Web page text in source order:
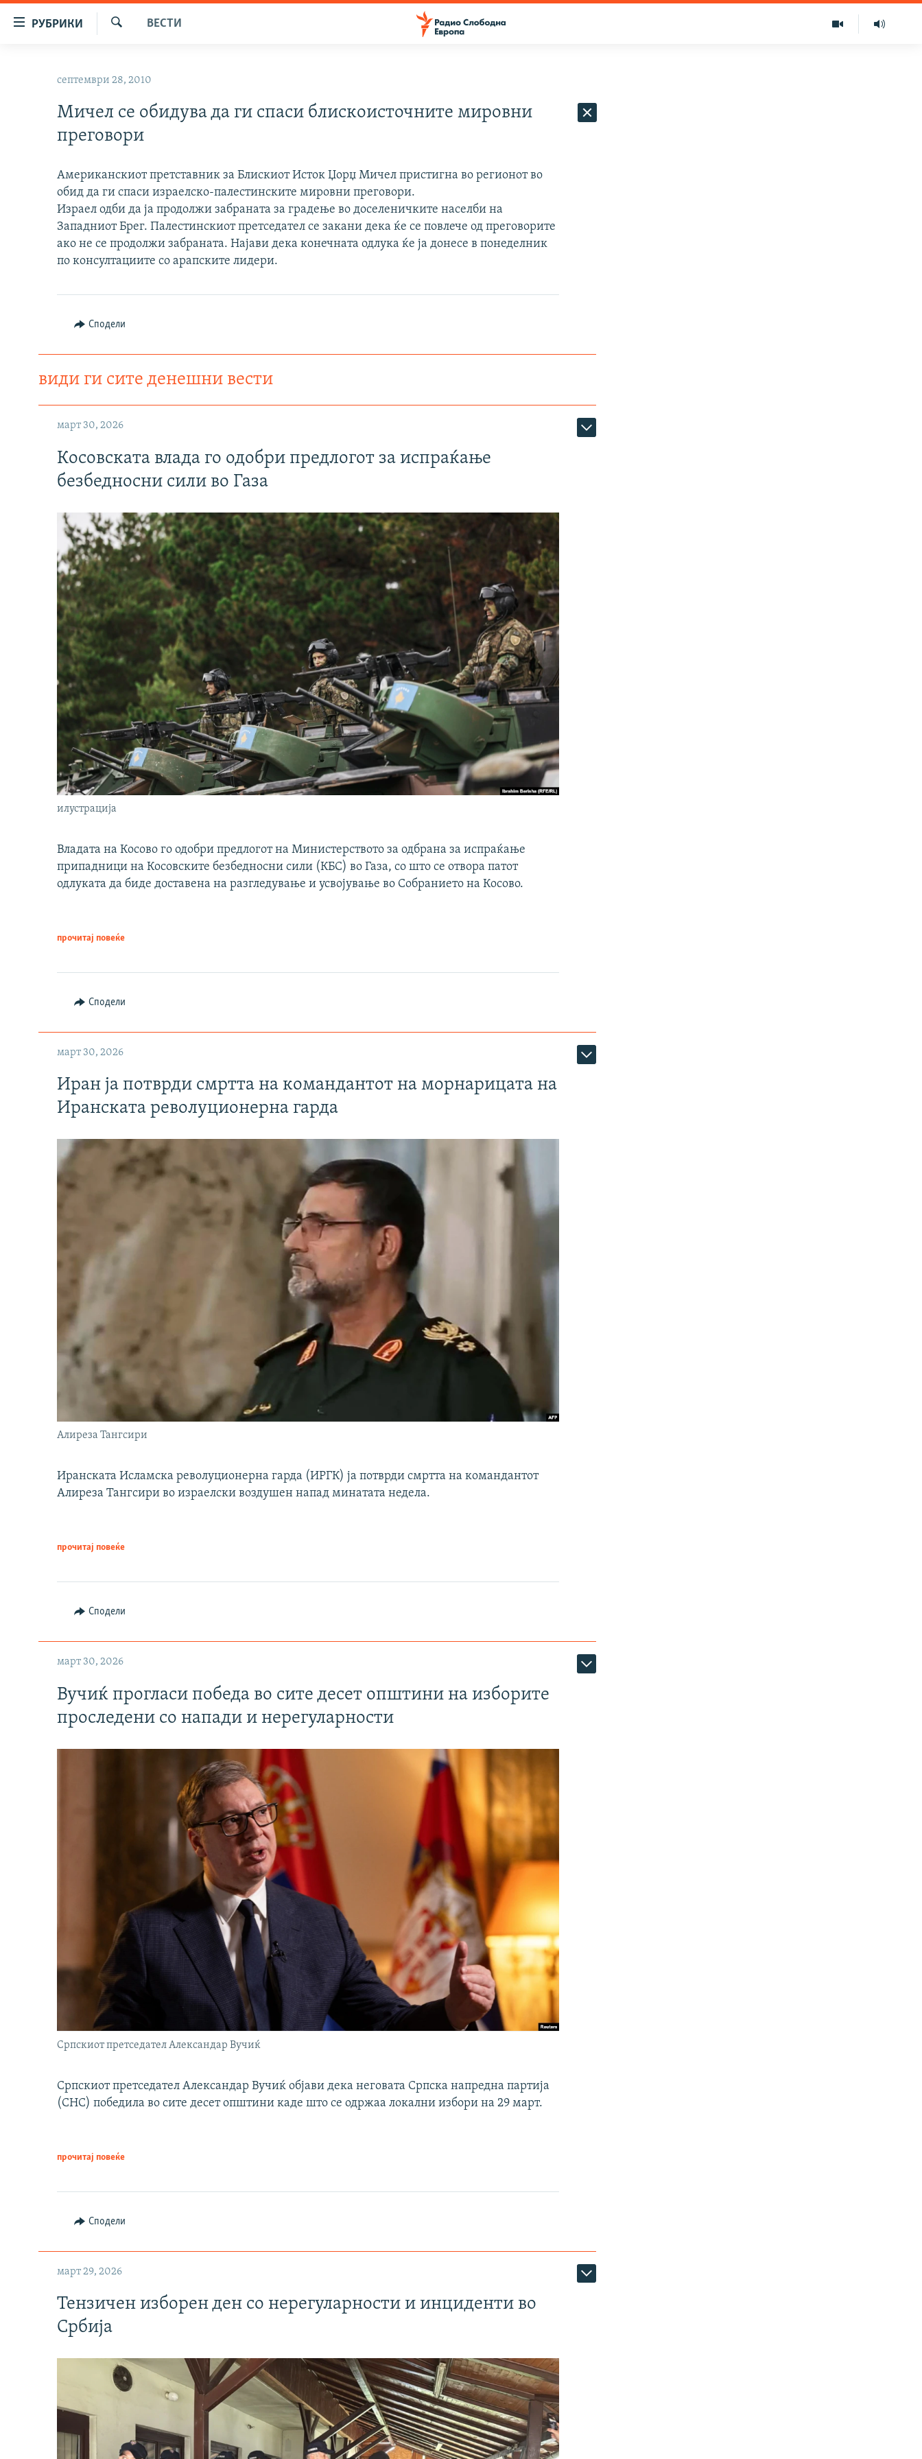
пребарување
РУБРИКИ
ВИЗУЕЛНО
ПРИЈАВИ СЕ ЗА ЊУЗЛЕТЕР
ПОДКАСТ ЗОШТО?
ВЕСТИ
септември 28, 2010
Мичел се обидува да ги спаси блискоисточните мировни
преговори
Американскиот претставник за Блискиот Исток Џорџ Мичел пристигна во регионот во
обид да ги спаси израелско-палестинските мировни преговори.
Израел одби да ја продолжи забраната за градење во доселеничките населби на
Западниот Брег. Палестинскиот претседател се закани дека ќе се повлече од преговорите
ако не се продолжи забраната. Најави дека конечната одлука ќе ја донесе в понеделник
по консултациите со арапските лидери.
Сподели
види ги сите денешни вести
март 30, 2026
Косовската влада го одобри предлогот за испраќање
безбедносни сили во Газа
илустрација
Владата на Косово го одобри предлогот на Министерството за одбрана за испраќање
припадници на Косовските безбедносни сили (КБС) во Газа, со што се отвора патот
одлуката да биде доставена на разгледување и усвојување во Собранието на Косово.
прочитај повеќе
Сподели
март 30, 2026
Иран ја потврди смртта на командантот на морнарицата на
Иранската револуционерна гарда
Алиреза Тангсири
Иранската Исламска револуционерна гарда (ИРГК) ја потврди смртта на командантот
Алиреза Тангсири во израелски воздушен напад минатата недела.
прочитај повеќе
Сподели
март 30, 2026
Вучиќ прогласи победа во сите десет општини на изборите
проследени со напади и нерегуларности
Српскиот претседател Александар Вучиќ
Српскиот претседател Александар Вучиќ објави дека неговата Српска напредна партија
(СНС) победила во сите десет општини каде што се одржаа локални избори на 29 март.
прочитај повеќе
Сподели
март 29, 2026
Тензичен изборен ден со нерегуларности и инциденти во
Србија